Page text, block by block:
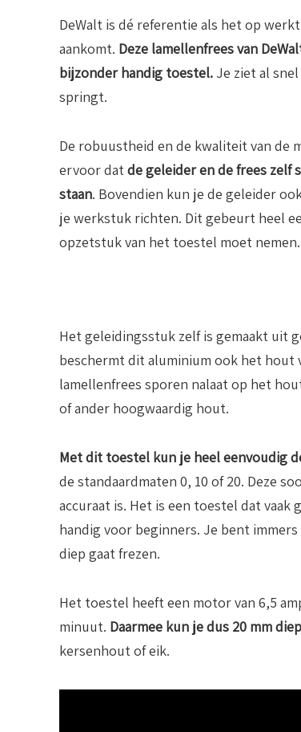
DeWalt is dé referentie als het op
aankomt. Deze lamellenfrees van
bijzonder handig toestel. Je ziet al
springt.
De robuustheid en de kwaliteit van de
ervoor datde geleider en de frees zelf
staan. Bovendien kun je de geleider
je werkstuk richten. Dit gebeurt heel
opzetstuk van het toestel moet nemen.
Het geleidingsstuk zelf is gemaakt uit
beschermt dit aluminium ook het hout
lamellenfrees sporen nalaat op het
of ander hoogwaardig hout.
Met dit toestel kun je heel eenvoudig
de standaardmaten 0, 10 of 20. Deze
accuraat is. Het is een toestel dat
handig voor beginners. Je bent
diep gaat frezen.
Het toestel heeft een motor van 6,5
minuut. Daarmee kun je dus 20 mm
kersenhout of eik.